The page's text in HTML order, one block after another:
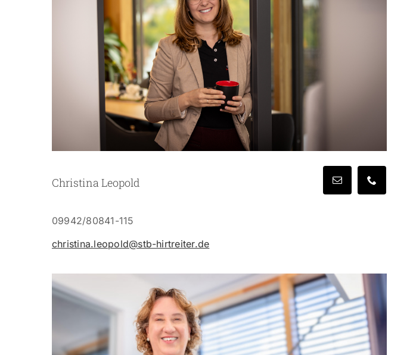
Christina Leopold
09942/80841-115
christina.leopold@stb-hirtreiter.de